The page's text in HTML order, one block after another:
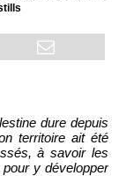
dure depuis
territoire ait été
à savoir les
y développer